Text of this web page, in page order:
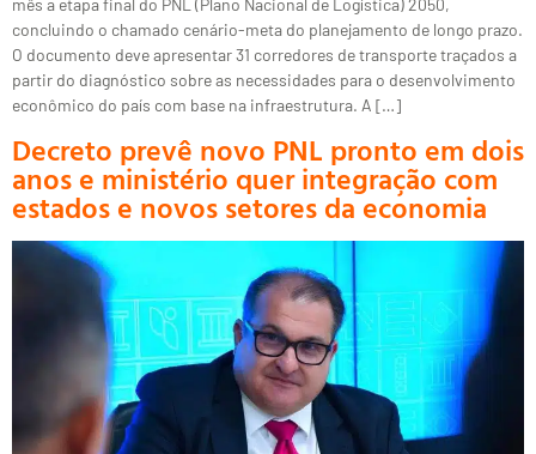
mês a etapa final do PNL (Plano Nacional de Logística) 2050,
concluindo o chamado cenário-meta do planejamento de longo prazo.
O documento deve apresentar 31 corredores de transporte traçados a
partir do diagnóstico sobre as necessidades para o desenvolvimento
econômico do país com base na infraestrutura. A […]
Decreto prevê novo PNL pronto em dois
anos e ministério quer integração com
estados e novos setores da economia